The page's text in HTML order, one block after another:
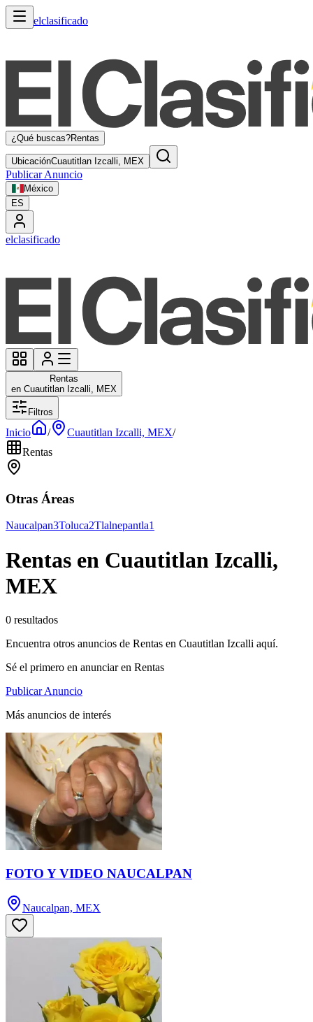
elclasificado
¿Qué buscas?Rentas
UbicaciónCuautitlan Izcalli, MEX
Publicar Anuncio
México
ES
elclasificado
Rentas
en Cuautitlan Izcalli, MEX
Filtros
Inicio / Cuautitlan Izcalli, MEX/
Rentas
Otras Áreas
Naucalpan3Toluca2Tlalnepantla1
Rentas en Cuautitlan Izcalli,
MEX
0 resultados
Encuentra otros anuncios de Rentas en Cuautitlan Izcalli aquí.
Sé el primero en anunciar en Rentas
Publicar Anuncio
Más anuncios de interés
FOTO Y VIDEO NAUCALPAN
Naucalpan, MEX